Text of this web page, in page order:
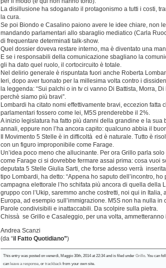
La disillusione ha sdoganato il protagonismo a tutti i costi,
la cura.
Se poi Biondo e Casalino paiono avere le idee chiare, non
mandando parlamentari allo sbaraglio mediatico (Carla
di frequentare determinati talk-show.
Quel dossier doveva restare interno, ma è diventato una
E se i responsabili della comunicazione sbagliano la
gli ha dato quel ruolo, il cortocircuito è totale.
Nel delirio generale è rispuntata fuori anche Roberta
Ieri, dopo aver tuonato per la millesima volta contro i
la leggenda: “Sui palchi o in tv ci vanno Di Battista, Morra,
perchè siamo più bravi”.
Lombardi ha citato nomi effettivamente bravi, eccezion fatta
parlamentari fossero come lei, M5S prenderebbe il 2%.
A inizio legislatura ha fatto più danni della grandine e la
annali, eppure non l’ha ancora capito: qualcuno abbia il
Il Movimento 5 Stelle è in difficoltà ed è naturale. Tutto è
con un figuro improponibile come Farage.
Un’idea poco meno che allucinante. Per ora Grillo parla
come Farage ci si dovrebbe fermare assai prima: cosa vuoi
deputata 5 Stelle Giulia Sarti, che forse adesso verrà
tipo Lombardi, ha detto: “Appena ho saputo dell’incontro, ho
campagna elettorale l’ho schifata più ancora di quella della
gruppo con l’Ukip, saremmo anche costretti, noi qui in Italia,
Europa, ad esempio sull’immigrazione. M5S non ha nulla in
Parole condivisibili e inattaccabili. Da scolpire sulla pietra.
Chissà se Grillo e Casaleggio, per una volta, ammetteranno
Andrea Scanzi
(da “il Fatto Quotidiano”)
This entry was posted on venerdì, Maggio 30th, 2014 at 22:34 and is filed under Grillo . You can
can leave a response , or trackback from your own site.